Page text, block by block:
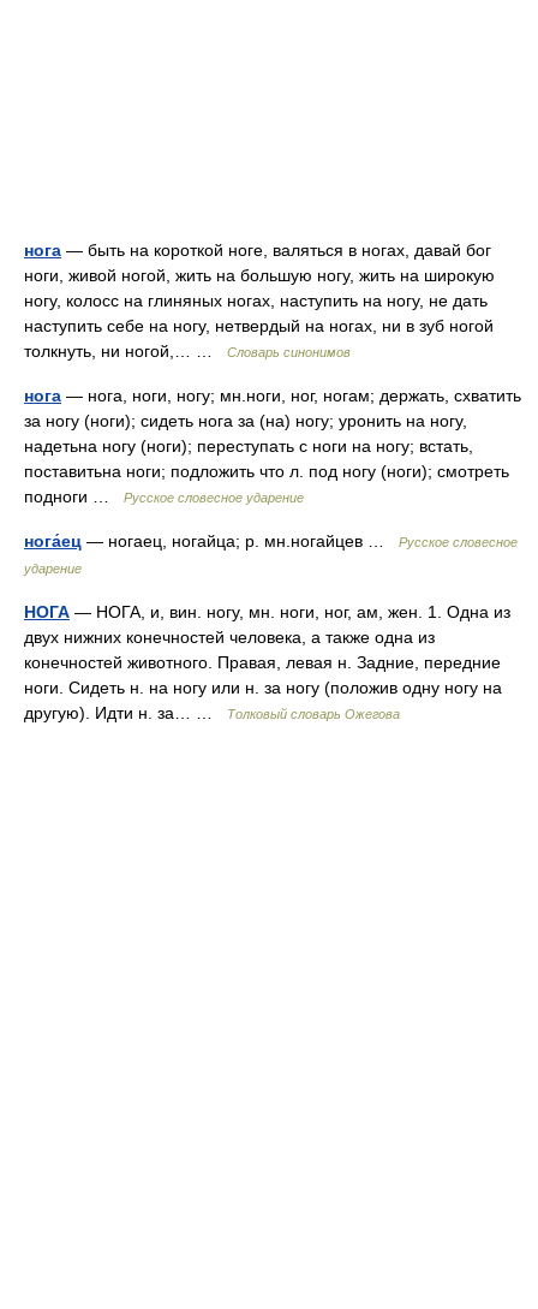
нога — быть на короткой ноге, валяться в ногах, давай бог
ноги, живой ногой, жить на большую ногу, жить на широкую
ногу, колосс на глиняных ногах, наступить на ногу, не дать
наступить себе на ногу, нетвердый на ногах, ни в зуб ногой
толкнуть, ни ногой,… …
Словарь синонимов
нога — нога, ноги, ногу; мн.ноги, ног, ногам; держать, схватить
за ногу (ноги); сидеть нога за (на) ногу; уронить на ногу,
надетьна ногу (ноги); переступать с ноги на ногу; встать,
поставитьна ноги; подложить что л. под ногу (ноги); смотреть
подноги …
Русское словесное ударение
нога́ец — ногаец, ногайца; р. мн.ногайцев …
Русское словесное
ударение
НОГА — НОГА, и, вин. ногу, мн. ноги, ног, ам, жен. 1. Одна из
двух нижних конечностей человека, а также одна из
конечностей животного. Правая, левая н. Задние, передние
ноги. Сидеть н. на ногу или н. за ногу (положив одну ногу на
другую). Идти н. за… …
Толковый словарь Ожегова